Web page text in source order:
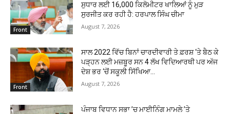
Front
ਸੁਧਾਰ ਲਈ 16,000 ਕਿਲੋਮੀਟਰ ਖਾਲਿਆਂ ਨੂੰ ਮੁੜ
ਸੁਰਜੀਤ ਕਰ ਰਹੀ ਹੈ: ਹਰਪਾਲ ਸਿੰਘ ਚੀਮਾ
August 7, 2026
Front
ਸਾਲ 2022 ਵਿੱਚ ਬਿਨਾਂ ਚਾਰਦੀਵਾਰੀ ਤੇ ਫ਼ਰਸ਼ ‘ਤੇ ਬੈਠ ਕੇ
ਪੜ੍ਹਨ ਲਈ ਮਜ਼ਬੂਰ ਸਨ 4 ਲੱਖ ਵਿਦਿਆਰਥੀ ਪਰ ਅੱਜ
ਦੇਸ਼ ਭਰ ‘ਚੋਂ ਸਕੂਲੀ ਸਿੱਖਿਆ...
August 7, 2026
ਪੰਜਾਬ ਵਿਧਾਨ ਸਭਾ ’ਚ ਮਾਈਨਿੰਗ ਮਾਮਲੇ ’ਤੇ